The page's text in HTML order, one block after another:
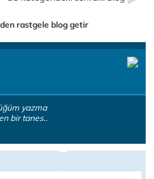
rastgele blog getir
yazma
bir tanes..